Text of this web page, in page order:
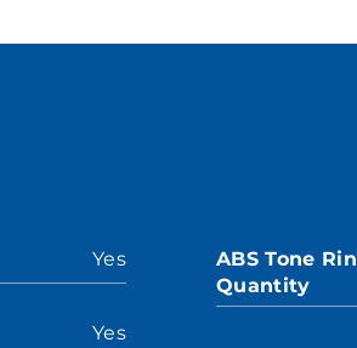
Yes
Yes
ABS Tone
Quantity